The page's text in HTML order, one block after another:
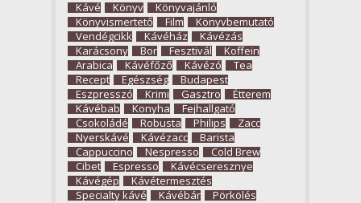
Kávé Könyv
Könyvajánló
Könyvismertető
Film
Könyvbemutató
Vendégcikk
Kávéház
Kávézás
Karácsony
Bor Fesztivál
Koffein
Arabica
Kávéfőző Kávézó
Tea
Recept
Egészség
Budapest
Eszpresszó
Krimi Gasztro
Étterem
Kávébab
Konyha
Fejhallgató
Csokoládé
Robusta Philips
Zacc
Nyerskávé
Kávézacc
Barista
Cappuccino
Nespresso
Cold Brew
Cibet
Espresso
Kávécseresznye
Kávégép
Kávétermesztés
Specialty kávé
Kávébár Pörkölés